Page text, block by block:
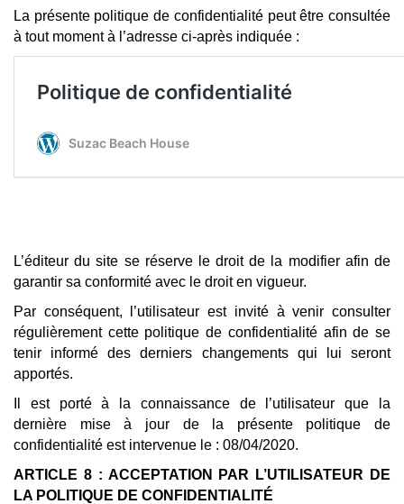
La présente politique de confidentialité peut être consultée
à tout moment à l’adresse ci-après indiquée :
L’éditeur du site se réserve le droit de la modifier afin de
garantir sa conformité avec le droit en vigueur.
Par conséquent, l’utilisateur est invité à venir consulter
régulièrement cette politique de confidentialité afin de se
tenir informé des derniers changements qui lui seront
apportés.
Il est porté à la connaissance de l’utilisateur que la
dernière mise à jour de la présente politique de
confidentialité est intervenue le : 08/04/2020.
ARTICLE 8 : ACCEPTATION PAR L’UTILISATEUR DE
LA POLITIQUE DE CONFIDENTIALITÉ